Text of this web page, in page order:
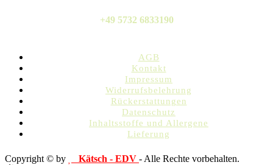
+49 5732 6833190
AGB
Kontakt
Impressum
Widerrufsbelehrung
Rückerstattungen
Datenschutz
Inhaltsstoffe und Allergene
Lieferung
Copyright © by Kätsch - EDV - Alle Rechte vorbehalten.